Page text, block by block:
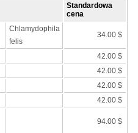
Standardowa
cena
Chlamydophila
felis
34.00 $
42.00 $
42.00 $
42.00 $
42.00 $
94.00 $